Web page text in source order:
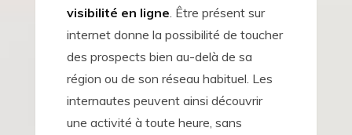
visibilité en ligne. Être présent sur
internet donne la possibilité de toucher
des prospects bien au-delà de sa
région ou de son réseau habituel. Les
internautes peuvent ainsi découvrir
une activité à toute heure, sans